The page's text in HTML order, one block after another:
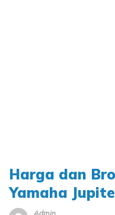
Harga dan
Yamaha
Admin